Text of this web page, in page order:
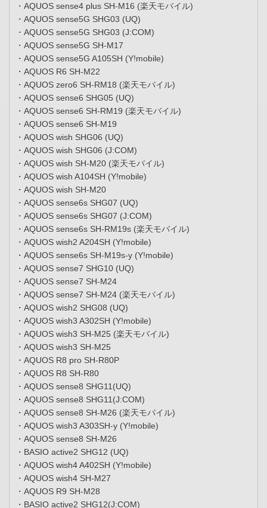
・AQUOS sense4 plus SH-M16 (楽天モバイル)
・AQUOS sense5G SHG03 (UQ)
・AQUOS sense5G SHG03 (J:COM)
・AQUOS sense5G SH-M17
・AQUOS sense5G A105SH (Y!mobile)
・AQUOS R6 SH-M22
・AQUOS zero6 SH-RM18 (楽天モバイル)
・AQUOS sense6 SHG05 (UQ)
・AQUOS sense6 SH-RM19 (楽天モバイル)
・AQUOS sense6 SH-M19
・AQUOS wish SHG06 (UQ)
・AQUOS wish SHG06 (J:COM)
・AQUOS wish SH-M20 (楽天モバイル)
・AQUOS wish A104SH (Y!mobile)
・AQUOS wish SH-M20
・AQUOS sense6s SHG07 (UQ)
・AQUOS sense6s SHG07 (J:COM)
・AQUOS sense6s SH-RM19s (楽天モバイル)
・AQUOS wish2 A204SH (Y!mobile)
・AQUOS sense6s SH-M19s-y (Y!mobile)
・AQUOS sense7 SHG10 (UQ)
・AQUOS sense7 SH-M24
・AQUOS sense7 SH-M24 (楽天モバイル)
・AQUOS wish2 SHG08 (UQ)
・AQUOS wish3 A302SH (Y!mobile)
・AQUOS wish3 SH-M25 (楽天モバイル)
・AQUOS wish3 SH-M25
・AQUOS R8 pro SH-R80P
・AQUOS R8 SH-R80
・AQUOS sense8 SHG11(UQ)
・AQUOS sense8 SHG11(J:COM)
・AQUOS sense8 SH-M26 (楽天モバイル)
・AQUOS wish3 A303SH-y (Y!mobile)
・AQUOS sense8 SH-M26
・BASIO active2 SHG12 (UQ)
・AQUOS wish4 A402SH (Y!mobile)
・AQUOS wish4 SH-M27
・AQUOS R9 SH-M28
・BASIO active2 SHG12(J:COM)